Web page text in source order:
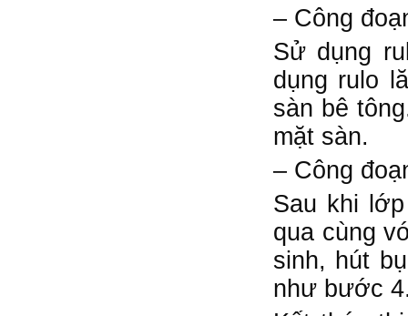
– Công
Sử dụng
dụng rulo
sàn bê
mặt sàn.
– Công
Sau khi
qua cùng
sinh, hút
như bước